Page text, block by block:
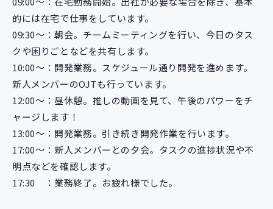
的には在宅で仕事をしています。
09:30〜：朝会。チームミーティングを行い、今日のタス
クや困りごとなどを共有します。
10:00〜：開発業務。スケジュール通り開発を進めます。
新人メンバーのOJTも行っています。
12:00〜：昼休憩。推しの動画を見て、午後のパワーをチ
ャージします！
13:00～：開発業務。引き続き開発作業を行います。
17:00～：新人メンバーとの夕会。タスクの進捗状況や不
明点などを確認します。
17:30 ：業務終了。お疲れ様でした。